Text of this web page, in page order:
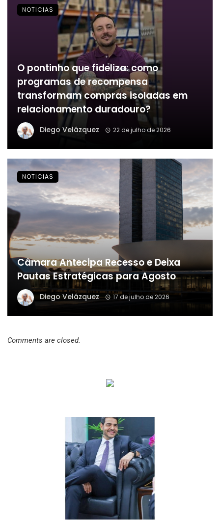
O pontinho que fideliza: como
programas de recompensa
transformam compras isoladas em
relacionamento duradouro?
Diego Velázquez 22 de julho de 2026
NOTICIAS
Câmara Antecipa Recesso e Deixa
Pautas Estratégicas para Agosto
Diego Velázquez 17 de julho de 2026
NOTICIAS
Comments are closed.